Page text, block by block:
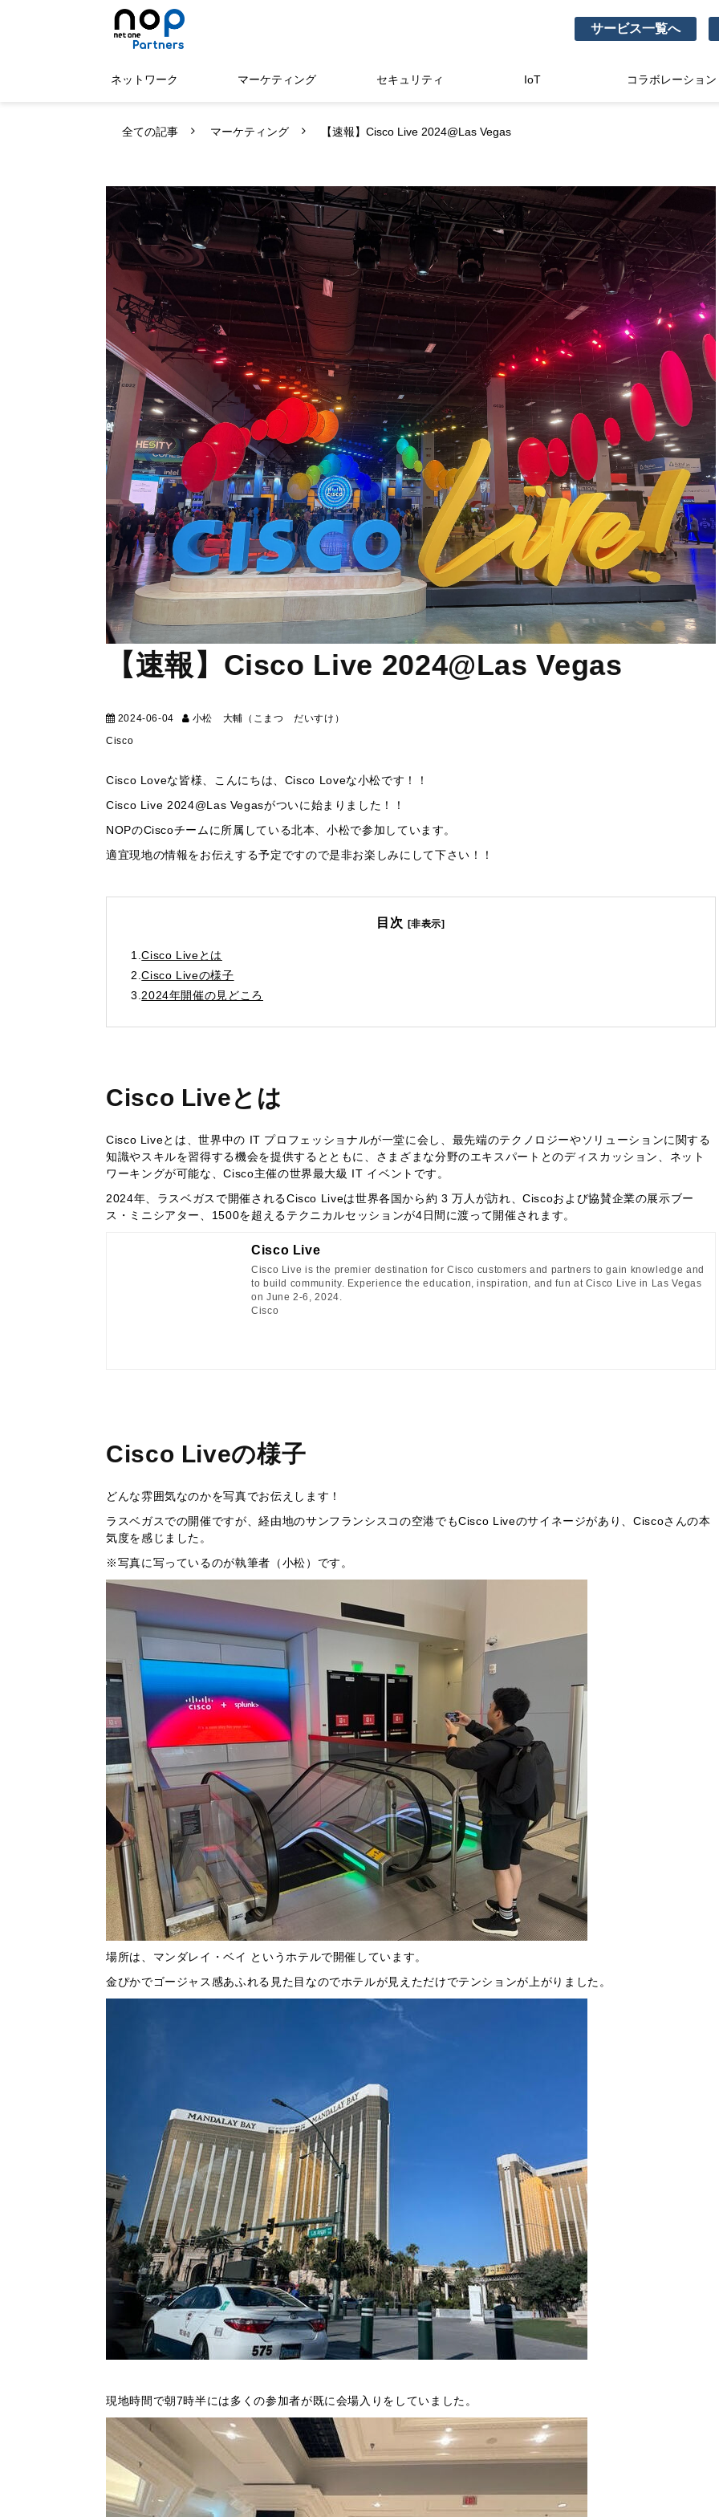
サービス一覧へ
ネットワーク マーケティング セキュリティ IoT コラボレーション
全ての記事 マーケティング 【速報】Cisco Live 2024@Las Vegas
【速報】Cisco Live 2024@Las Vegas
2024-06-04 小松 大輔（こまつ だいすけ）
Cisco
Cisco Loveな皆様、こんにちは、Cisco Loveな小松です！！
Cisco Live 2024@Las Vegasがついに始まりました！！
NOPのCiscoチームに所属している北本、小松で参加しています。
適宜現地の情報をお伝えする予定ですので是非お楽しみにして下さい！！
目次 [非表示]
1.Cisco Liveとは
2.Cisco Liveの様子
3. 2024年開催の見どころ
Cisco Liveとは
Cisco Liveとは、世界中の IT プロフェッショナルが一堂に会し、最先端のテクノロジーやソリューションに関する
知識やスキルを習得する機会を提供するとともに、さまざまな分野のエキスパートとのディスカッション、ネット
ワーキングが可能な、Cisco主催の世界最大級 IT イベントです。
2024年、ラスベガスで開催されるCisco Liveは世界各国から約 3 万人が訪れ、Ciscoおよび協賛企業の展示ブー
ス・ミニシアター、1500を超えるテクニカルセッションが4日間に渡って開催されます。
Cisco Live
Cisco Live is the premier destination for Cisco customers and partners to gain knowledge and
to build community. Experience the education, inspiration, and fun at Cisco Live in Las Vegas
on June 2-6, 2024.
Cisco
Cisco Liveの様子
どんな雰囲気なのかを写真でお伝えします！
ラスベガスでの開催ですが、経由地のサンフランシスコの空港でもCisco Liveのサイネージがあり、Ciscoさんの本
気度を感じました。
※写真に写っているのが執筆者（小松）です。
場所は、マンダレイ・ベイ というホテルで開催しています。
金ぴかでゴージャス感あふれる見た目なのでホテルが見えただけでテンションが上がりました。
現地時間で朝7時半には多くの参加者が既に会場入りをしていました。